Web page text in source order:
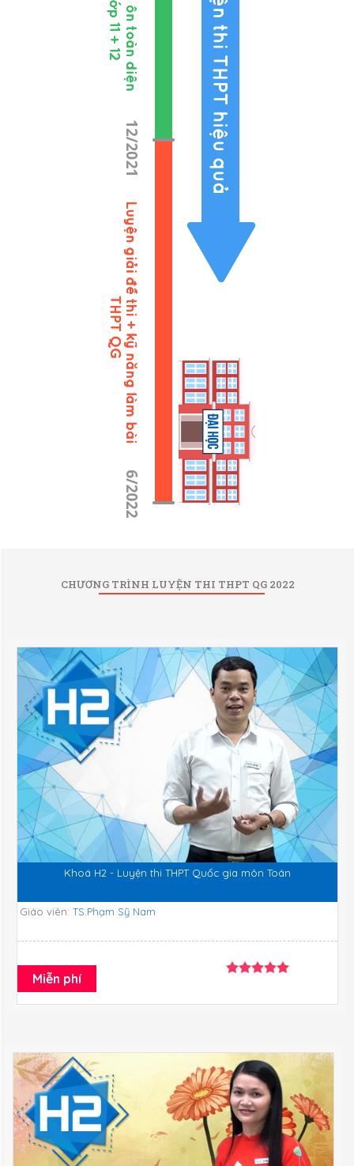
CHƯƠNG TRÌNH LUYỆN THI THPT QG 2022
Khoá H2 - Luyện thi THPT Quốc gia môn Toán
Giáo viên: TS.Phạm Sỹ Nam
Miễn phí